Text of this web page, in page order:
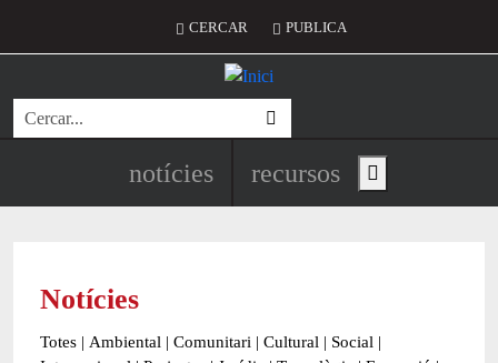
Menú del compte d'usuari
CERCAR PUBLICA
Cerca
Navegació principal de
notícies recursos Show main menu
Notícies
Totes | Ambiental | Comunitari | Cultural | Social |